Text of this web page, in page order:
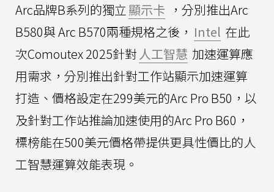
Arc品牌B系列的獨立 顯示卡 ，分別推出Arc
B580與 Arc B570兩種規格之後， Intel 在此
次Comoutex 2025針對 人工智慧 加速運算應
用需求，分別推出針對工作站顯示加速運算
打造、價格設定在299美元的Arc Pro B50，以
及針對工作站推論加速使用的Arc Pro B60，
標榜能在500美元價格帶提供更具性價比的人
工智慧運算效能表現。